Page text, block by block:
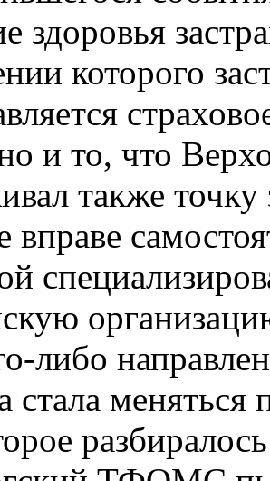
здоровья
которого
и то, что
также точку
вправе
либо
стала меняться